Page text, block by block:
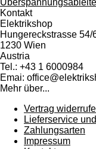
Kontakt
Elektrikshop
Hungereckstrasse 54/
1230 Wien
Austria
Tel.: +43 1 6000984
Emai:
Mehr über...
Vertrag
Lieferservice
Zahlungsarten
Impressum